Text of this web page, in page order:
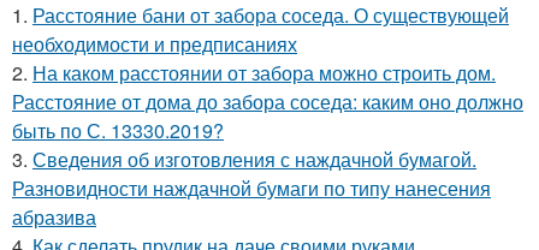
1. Расстояние бани от забора соседа. О существующей
необходимости и предписаниях
2. На каком расстоянии от забора можно строить дом.
Расстояние от дома до забора соседа: каким оно должно
быть по С. 13330.2019?
3. Сведения об изготовления с наждачной бумагой.
Разновидности наждачной бумаги по типу нанесения
абразива